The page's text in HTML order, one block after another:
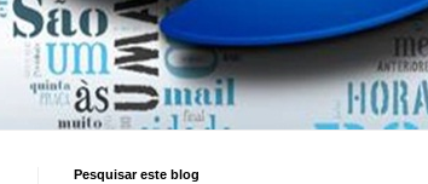
Pesquisar este blog